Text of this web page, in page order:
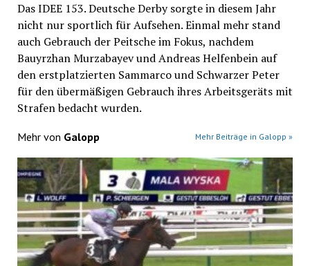
Das IDEE 153. Deutsche Derby sorgte in diesem Jahr
nicht nur sportlich für Aufsehen. Einmal mehr stand
auch Gebrauch der Peitsche im Fokus, nachdem
Bauyrzhan Murzabayev und Andreas Helfenbein auf
den erstplatzierten Sammarco und Schwarzer Peter
für den übermäßigen Gebrauch ihres Arbeitsgeräts mit
Strafen bedacht wurden.
Mehr von Galopp Mehr Beiträge in Galopp »